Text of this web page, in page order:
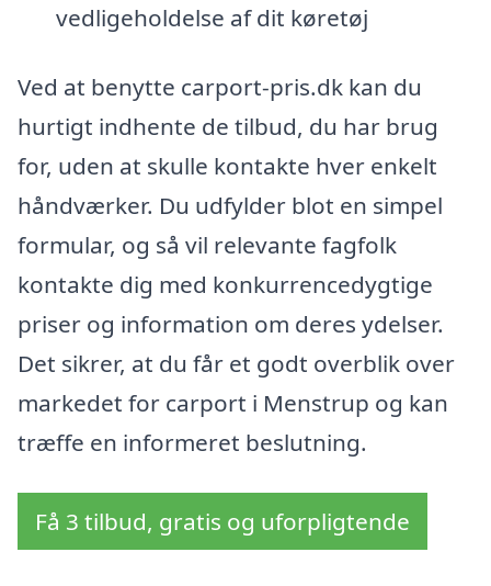
vedligeholdelse af dit køretøj
Ved at benytte carport-pris.dk kan du
hurtigt indhente de tilbud, du har brug
for, uden at skulle kontakte hver enkelt
håndværker. Du udfylder blot en simpel
formular, og så vil relevante fagfolk
kontakte dig med konkurrencedygtige
priser og information om deres ydelser.
Det sikrer, at du får et godt overblik over
markedet for carport i Menstrup og kan
træffe en informeret beslutning.
Få 3 tilbud, gratis og uforpligtende